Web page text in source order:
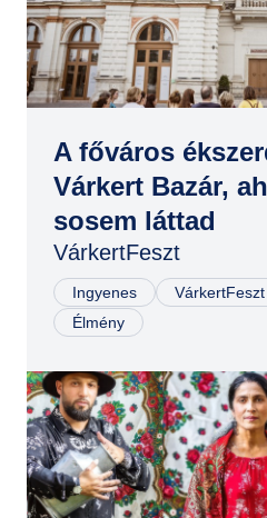
A főváros
Várkert Bazár,
sosem láttad
VárkertFeszt
Ingyenes VárkertFeszt
Élmény